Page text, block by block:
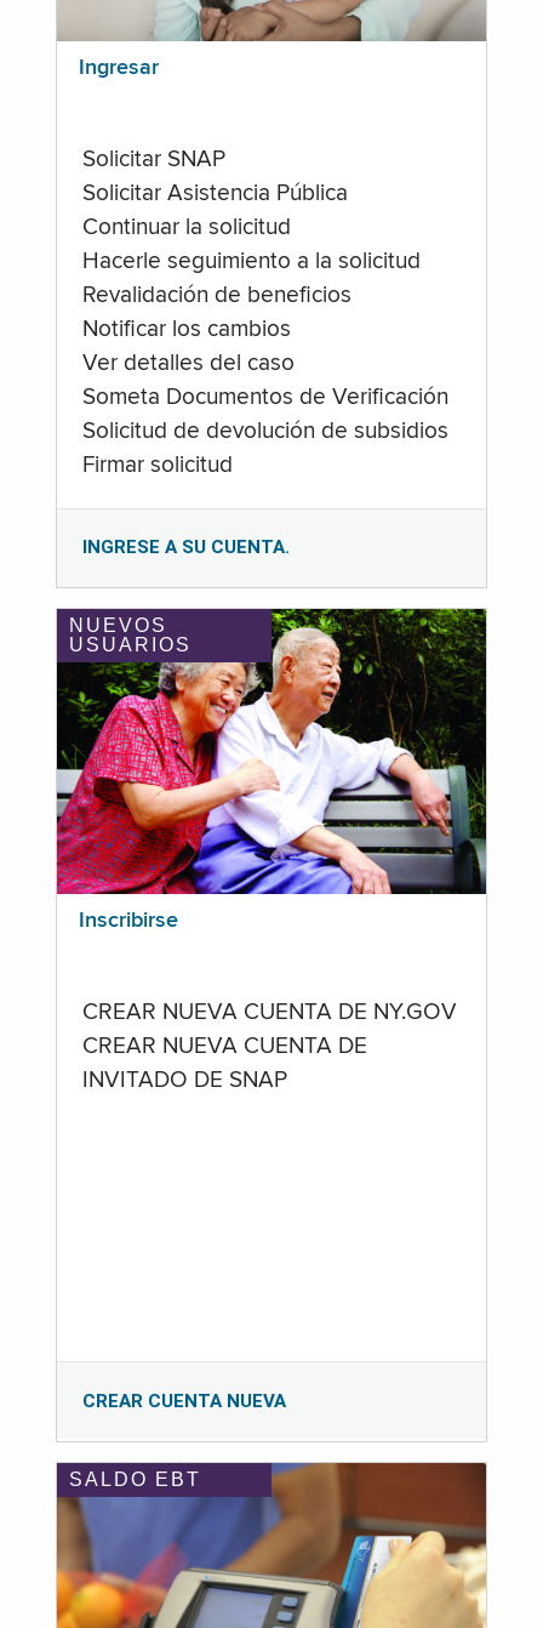
Ingresar
Solicitar SNAP
Solicitar Asistencia Pública
Continuar la solicitud
Hacerle seguimiento a la solicitud
Revalidación de beneficios
Notificar los cambios
Ver detalles del caso
Someta Documentos de Verificación
Solicitud de devolución de subsidios
Firmar solicitud
INGRESE A SU CUENTA.
NUEVOS
USUARIOS
Inscribirse
CREAR NUEVA CUENTA DE NY.GOV
CREAR NUEVA CUENTA DE
INVITADO DE SNAP
CREAR CUENTA NUEVA
SALDO EBT